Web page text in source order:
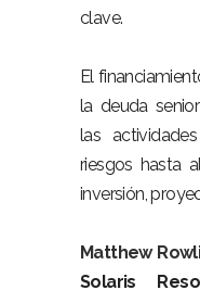
clave.
El
la deuda
las
riesgos hasta
inversión,
Matthew
Solaris